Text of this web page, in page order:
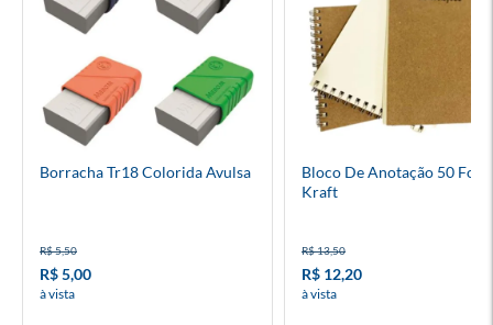
Borracha Tr18 Colorida Avulsa
R$ 5,50
R$ 5,00
à vista
Bloco De Anotação 50
Kraft
R$ 13,50
R$ 12,20
à vista